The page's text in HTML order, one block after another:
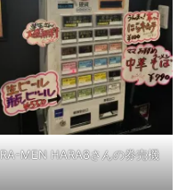
RA-MEN HARA8さんの券売機